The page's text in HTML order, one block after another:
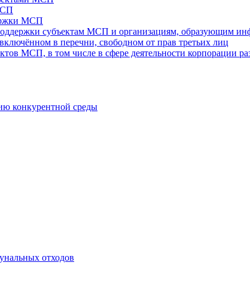
МСП
субъектам МСП и организациям, образующим
в перечни, свободном от прав третьих лиц
МСП, в том числе в сфере деятельности корпорации
конкурентной среды
отходов